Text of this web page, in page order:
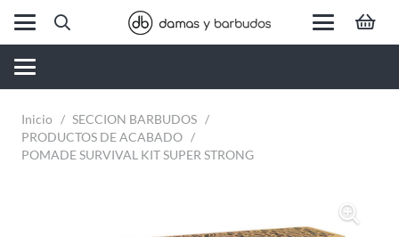
Inicio / SECCION BARBUDOS /
PRODUCTOS DE ACABADO /
POMADE SURVIVAL KIT SUPER STRONG